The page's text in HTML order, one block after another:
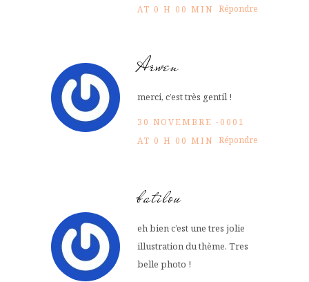
AT 0 H 00 MIN Répondre
Arwen
merci, c’est très gentil !
30 NOVEMBRE -0001
AT 0 H 00 MIN Répondre
batilou
eh bien c’est une tres jolie
illustration du thème. Tres
belle photo !